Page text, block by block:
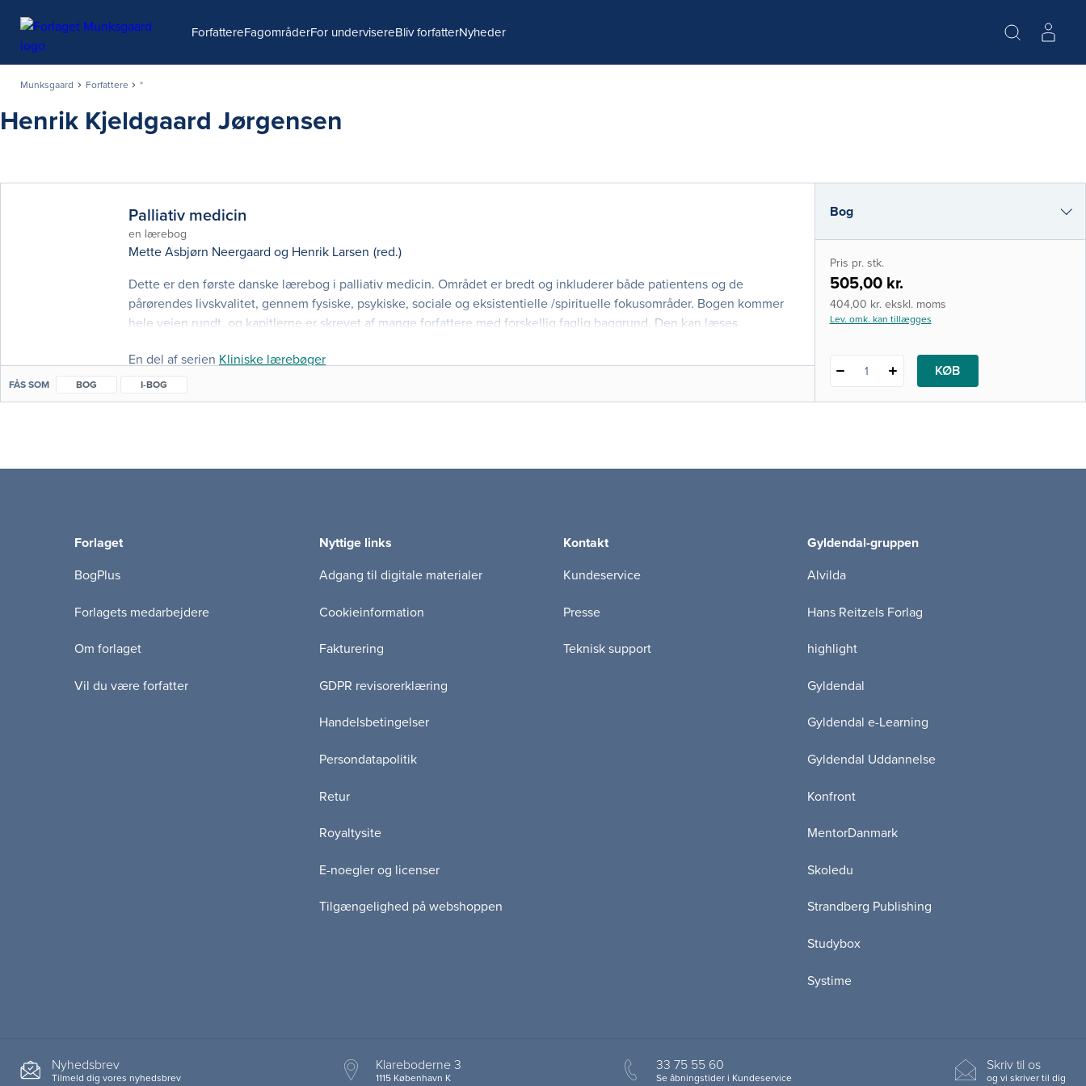
ForfattereFagområderFor undervisereBliv forfatterNyheder
Munksgaard Forfattere *
Henrik Kjeldgaard Jørgensen
Palliativ medicin
en lærebog
Mette Asbjørn Neergaard og Henrik Larsen (red.)
Dette er den første danske lærebog i palliativ medicin. Området er bredt og inkluderer både patientens og de
pårørendes livskvalitet, gennem fysiske, psykiske, sociale og eksistentielle /spirituelle fokusområder. Bogen kommer
hele vejen rundt, og kapitlerne er skrevet af mange forfattere med forskellig faglig baggrund. Den kan læses
En del af serien Kliniske lærebøger
FÅS SOM BOG I-BOG
Bog
i-bog
Pris pr. stk.
505,00 kr.
404,00 kr. ekskl. moms
Lev. omk. kan tillægges
1 KØB
Forlaget
BogPlus
Forlagets medarbejdere
Om forlaget
Vil du være forfatter
Nyttige links
Adgang til digitale materialer
Cookieinformation
Fakturering
GDPR revisorerklæring
Handelsbetingelser
Persondatapolitik
Retur
Royaltysite
E-noegler og licenser
Tilgængelighed på webshoppen
Kontakt
Kundeservice
Presse
Teknisk support
Gyldendal-gruppen
Alvilda
Hans Reitzels Forlag
highlight
Gyldendal
Gyldendal e-Learning
Gyldendal Uddannelse
Konfront
MentorDanmark
Skoledu
Strandberg Publishing
Studybox
Systime
Nyhedsbrev
Tilmeld dig vores nyhedsbrev
Klareboderne 3
1115 København K
33 75 55 60
Se åbningstider i Kundeservice
Skriv til os
og vi skriver til dig